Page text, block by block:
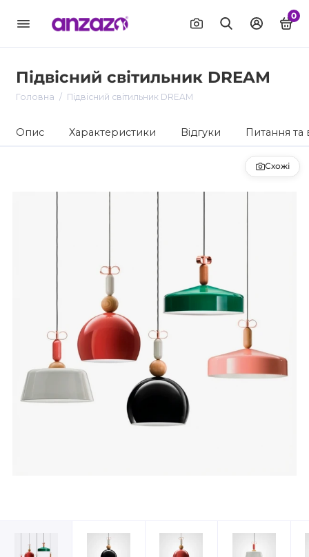
0
Підвісний світильник DREAM
Головна Підвісний світильник DREAM
Опис Характеристики Відгуки Питання та
Схожі